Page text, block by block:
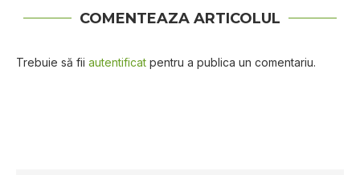
COMENTEAZA ARTICOLUL
Trebuie să fii autentificat pentru a publica un comentariu.